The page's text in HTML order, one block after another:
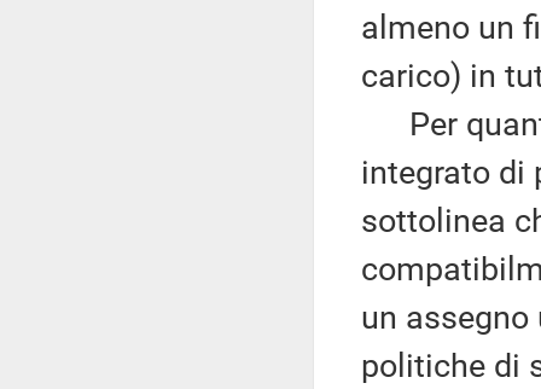
almeno un
carico) in
Per
integrato di
sottolinea
un assegno
politiche di